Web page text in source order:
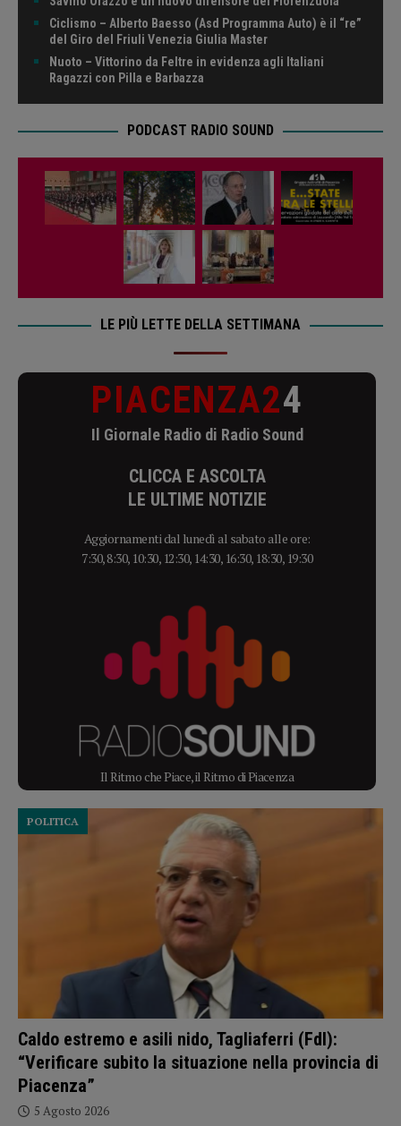
Ciclismo – Alberto Baesso (Asd Programma Auto) è il “re”
del Giro del Friuli Venezia Giulia Master
Nuoto – Vittorino da Feltre in evidenza agli Italiani
Ragazzi con Pilla e Barbazza
PODCAST RADIO SOUND
LE PIÙ LETTE DELLA SETTIMANA
PIACENZA24
Il Giornale Radio di Radio Sound
CLICCA E ASCOLTA
LE ULTIME NOTIZIE
Aggiornamenti dal lunedì al sabato alle ore:
7:30, 8:30, 10:30, 12:30, 14:30, 16:30, 18:30, 19:30
Il Ritmo che Piace, il Ritmo di Piacenza
Caldo estremo e asili nido, Tagliaferri (FdI):
“Verificare subito la situazione nella provincia di
Piacenza”
POLITICA
5 Agosto 2026